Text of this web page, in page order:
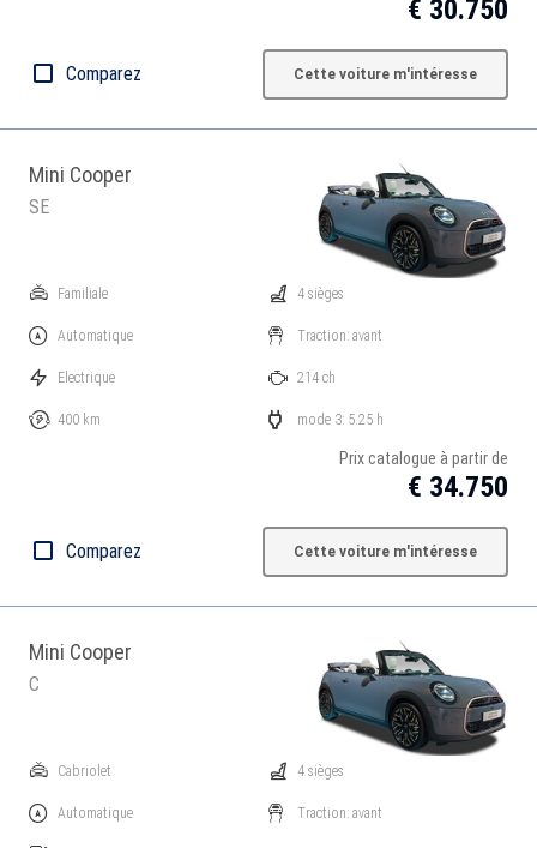
€ 30.750
Comparez Cette voiture m'intéresse
Mini Cooper
SE
Familiale
Automatique
Electrique
400 km
4 sièges
Traction: avant
214 ch
mode 3: 5.25 h
Prix catalogue à partir de
€ 34.750
Comparez Cette voiture m'intéresse
Mini Cooper
C
Cabriolet
Automatique
4 sièges
Traction: avant